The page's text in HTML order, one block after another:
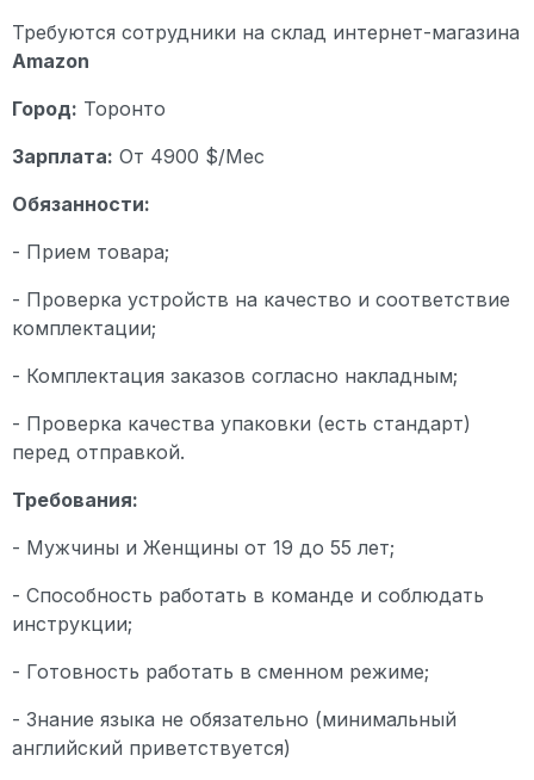
Требуются сотрудники на склад интернет-магазина
Amazon
Город: Торонто
Зарплата: От 4900 $/Мес
Обязанности:
- Прием товара;
- Проверка устройств на качество и соответствие
комплектации;
- Комплектация заказов согласно накладным;
- Проверка качества упаковки (есть стандарт)
перед отправкой.
Требования:
- Мужчины и Женщины от 19 до 55 лет;
- Способность работать в команде и соблюдать
инструкции;
- Готовность работать в сменном режиме;
- Знание языка не обязательно (минимальный
английский приветствуется)